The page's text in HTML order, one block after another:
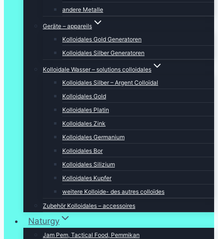
andere Metalle
Geräte – appareils
Kolloidales Gold Generatoren
Kolloidales Silber Generatoren
Kolloidale Wasser – solutions colloidales
Kolloidales Silber – Argent Colloïdal
Kolloidales Gold
Kolloidales Platin
Kolloidales Zink
Kolloidales Germanium
Kolloidales Bor
Kolloidales Silizium
Kolloidales Kupfer
weitere Kolloide- des autres colloïdes
Zubehör Kolloidales – accessoires
Naturgy
Jam Pem, Tactical Food, Pemmikan